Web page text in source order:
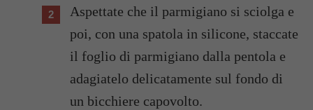
Aspettate che il parmigiano si sciolga e
poi, con una spatola in silicone, staccate
il foglio di parmigiano dalla pentola e
adagiatelo delicatamente sul fondo di
un bicchiere capovolto.